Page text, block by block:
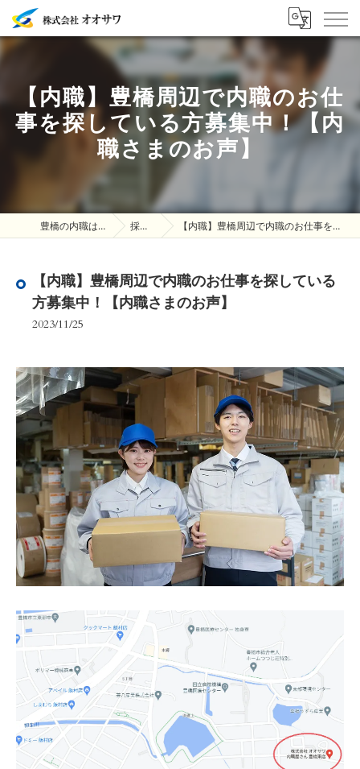
【内職】豊橋周辺で内職のお仕
事を探している方募集中！【内
職さまのお声】
豊橋の内職は株式会社オオサワ 採用ブログ 【内職】豊橋周辺で内職のお仕事を探している方募集中！【内職さまのお声】
【内職】豊橋周辺で内職のお仕事を探している
方募集中！【内職さまのお声】
2023/11/25